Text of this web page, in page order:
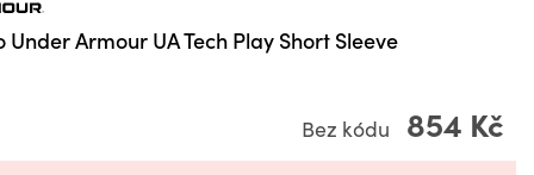
Under Armour UA Tech Play Short Sleeve
Bez kódu 854 Kč